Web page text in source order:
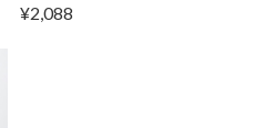
¥2,088